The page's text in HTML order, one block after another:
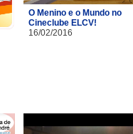
O Menino e o Mundo no
Cineclube ELCV!
16/02/2016